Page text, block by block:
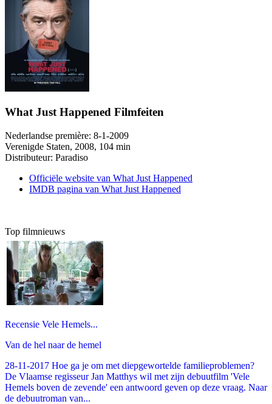
What Just Happened Filmfeiten
Nederlandse première: 8-1-2009
Verenigde Staten, 2008, 104 min
Distributeur: Paradiso
Officiële website van What Just Happened
IMDB pagina van What Just Happened
Top filmnieuws
Recensie Vele Hemels...
Van de hel naar de hemel
28-11-2017 Hoe ga je om met diepgewortelde familieproblemen?
De Vlaamse regisseur Jan Matthys wil met zijn debuutfilm 'Vele
Hemels boven de zevende' een antwoord geven op deze vraag. Naar
de debuutroman van...